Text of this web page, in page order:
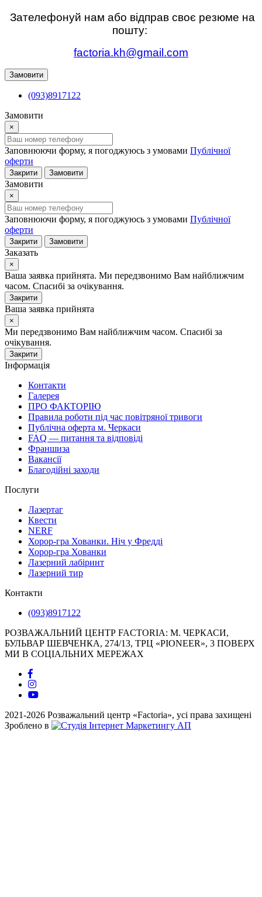
Зателефонуй нам або відправ своє резюме на
пошту:
factoria.kh@gmail.com
Замовити
(093)8917122
Замовити
×
Заповнюючи форму, я погоджуюсь з умовами Публічної
оферти
Закрити Замовити
Замовити
×
Заповнюючи форму, я погоджуюсь з умовами Публічної
оферти
Закрити Замовити
Заказать
×
Ваша заявка прийнята. Ми передзвонимо Вам найближчим
часом. Спасибі за очікування.
Закрити
Ваша заявка прийнята
×
Ми передзвонимо Вам найближчим часом. Спасибі за
очікування.
Закрити
Інформація
Контакти
Галерея
ПРО ФАКТОРІЮ
Правила роботи під час повітряної тривоги
Публічна оферта м. Черкаси
FAQ — питання та відповіді
Франшиза
Вакансії
Благодійні заходи
Послуги
Лазертаг
Квести
NERF
Хорор-гра Хованки. Ніч у Фредді
Хорор-гра Хованки
Лазерний лабіринт
Лазерний тир
Контакти
(093)8917122
РОЗВАЖАЛЬНИЙ ЦЕНТР FACTORIA: М. ЧЕРКАСИ,
БУЛЬВАР ШЕВЧЕНКА, 274/13, ТРЦ «PIONEER», 3 ПОВЕРХ
МИ В СОЦІАЛЬНИХ МЕРЕЖАХ
2021-2026 Розважальний центр «Factoria», усі права захищені
Зроблено в